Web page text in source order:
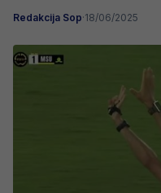
Redakcija Sop·18/06/2025